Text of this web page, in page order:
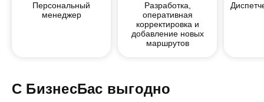
Персональный
менеджер
Разработка,
оперативная
корректировка и
добавление новых
маршрутов
С БизнесБас выгодно